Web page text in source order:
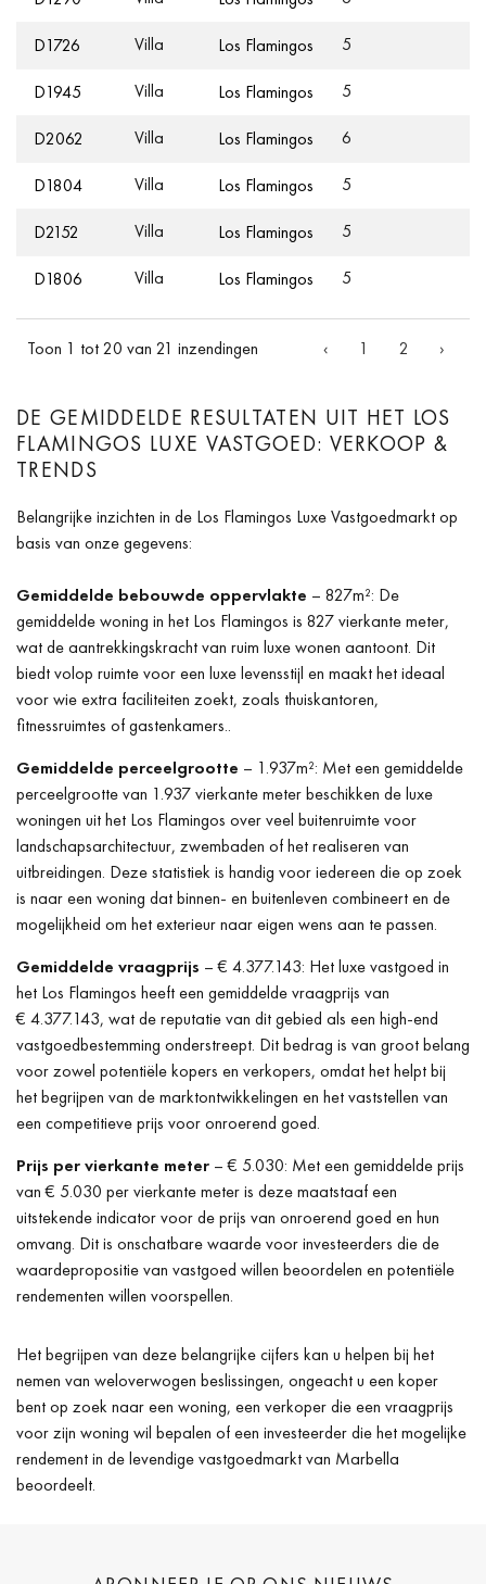
D1726 Villa Los Flamingos 5
D1945 Villa Los Flamingos 5
D2062 Villa Los Flamingos 6
D1804 Villa Los Flamingos 5
D2152 Villa Los Flamingos 5
D1806 Villa Los Flamingos 5
Toon 1 tot 20 van 21 inzendingen ‹ 1 2 ›
DE GEMIDDELDE RESULTATEN UIT HET LOS
FLAMINGOS LUXE VASTGOED: VERKOOP &
TRENDS
Belangrijke inzichten in de Los Flamingos Luxe Vastgoedmarkt op
basis van onze gegevens:
Gemiddelde bebouwde oppervlakte – 827m²: De
gemiddelde woning in het Los Flamingos is 827 vierkante meter,
wat de aantrekkingskracht van ruim luxe wonen aantoont. Dit
biedt volop ruimte voor een luxe levensstijl en maakt het ideaal
voor wie extra faciliteiten zoekt, zoals thuiskantoren,
fitnessruimtes of gastenkamers..
Gemiddelde perceelgrootte – 1.937m²: Met een gemiddelde
perceelgrootte van 1.937 vierkante meter beschikken de luxe
woningen uit het Los Flamingos over veel buitenruimte voor
landschapsarchitectuur, zwembaden of het realiseren van
uitbreidingen. Deze statistiek is handig voor iedereen die op zoek
is naar een woning dat binnen- en buitenleven combineert en de
mogelijkheid om het exterieur naar eigen wens aan te passen.
Gemiddelde vraagprijs – € 4.377.143: Het luxe vastgoed in
het Los Flamingos heeft een gemiddelde vraagprijs van
€ 4.377.143, wat de reputatie van dit gebied als een high-end
vastgoedbestemming onderstreept. Dit bedrag is van groot belang
voor zowel potentiële kopers en verkopers, omdat het helpt bij
het begrijpen van de marktontwikkelingen en het vaststellen van
een competitieve prijs voor onroerend goed.
Prijs per vierkante meter – € 5.030: Met een gemiddelde prijs
van € 5.030 per vierkante meter is deze maatstaaf een
uitstekende indicator voor de prijs van onroerend goed en hun
omvang. Dit is onschatbare waarde voor investeerders die de
waardepropositie van vastgoed willen beoordelen en potentiële
rendementen willen voorspellen.
Het begrijpen van deze belangrijke cijfers kan u helpen bij het
nemen van weloverwogen beslissingen, ongeacht u een koper
bent op zoek naar een woning, een verkoper die een vraagprijs
voor zijn woning wil bepalen of een investeerder die het mogelijke
rendement in de levendige vastgoedmarkt van Marbella
beoordeelt.